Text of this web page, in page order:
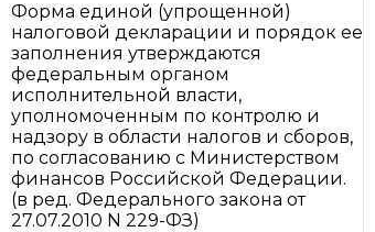
Форма единой (упрощенной)
налоговой декларации и порядок ее
заполнения утверждаются
федеральным органом
исполнительной власти,
уполномоченным по контролю и
надзору в области налогов и сборов,
по согласованию с Министерством
финансов Российской Федерации.
(в ред. Федерального закона от
27.07.2010 N 229-ФЗ)